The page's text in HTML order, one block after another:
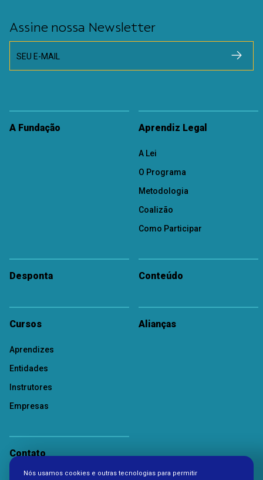
Assine nossa Newsletter
SEU E-MAIL
A Fundação Aprendiz Legal
A Lei
O Programa
Metodologia
Coalizão
Como Participar
Desponta Conteúdo
Cursos
Aprendizes
Entidades
Instrutores
Empresas
Alianças
Contato
Nós usamos cookies e outras tecnologias para permitir